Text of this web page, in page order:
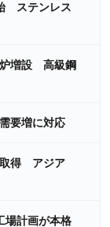
ステンレス
炉増設 高級鋼
要増に対応
取得 アジア
場計画が本格